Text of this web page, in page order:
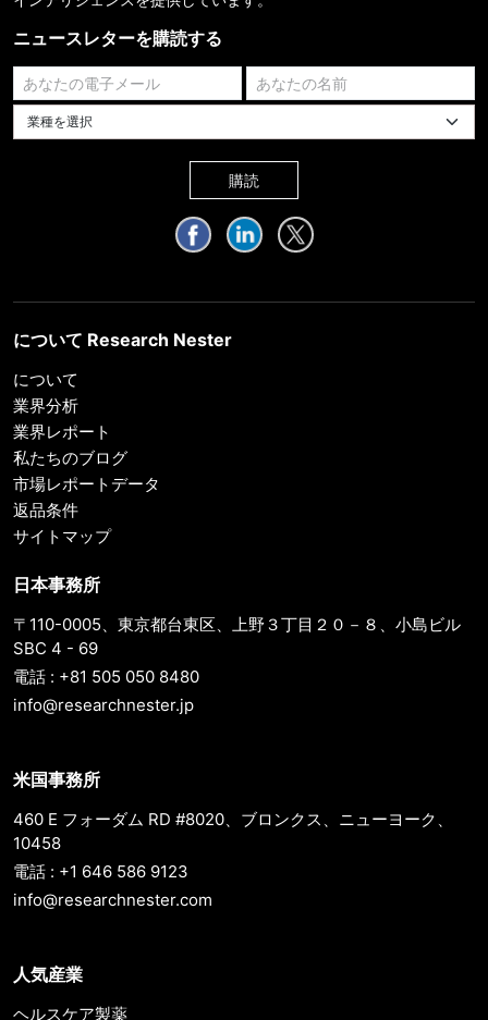
ニュースレターを購読する
業種を選択してください
購読
について Research Nester
について
業界分析
業界レポート
私たちのブログ
市場レポートデータ
返品条件
サイトマップ
日本事務所
〒110-0005、東京都台東区、上野３丁目２０－８、小島ビル
SBC 4 - 69
電話 : +81 505 050 8480
info@researchnester.jp
米国事務所
460 E フォーダム RD #8020、ブロンクス、ニューヨーク、
10458
電話 : +1 646 586 9123
info@researchnester.com
人気産業
ヘルスケア製薬